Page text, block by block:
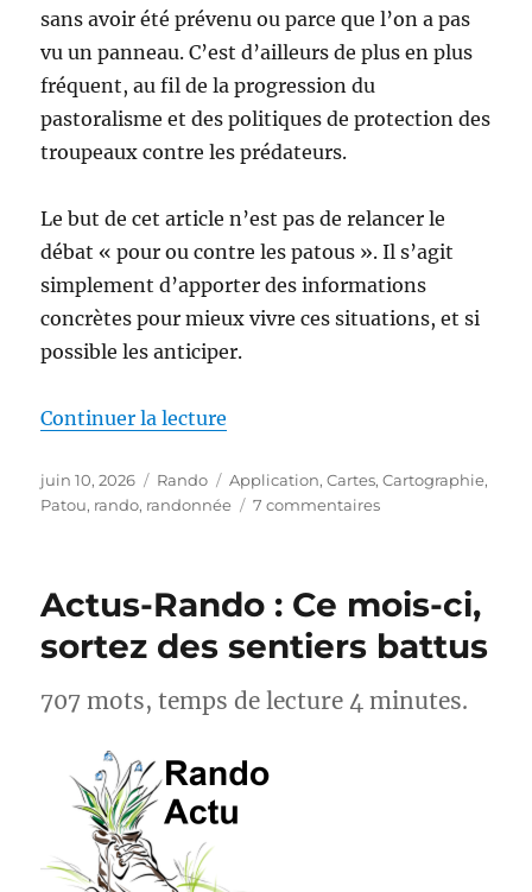
sans avoir été prévenu ou parce que l’on a pas
vu un panneau. C’est d’ailleurs de plus en plus
fréquent, au fil de la progression du
pastoralisme et des politiques de protection des
troupeaux contre les prédateurs.
Le but de cet article n’est pas de relancer le
débat « pour ou contre les patous ». Il s’agit
simplement d’apporter des informations
concrètes pour mieux vivre ces situations, et si
possible les anticiper.
Continuer la lecture
Publié
le
juin 10, 2026 Catégories
Rando Étiquettes
Application,Cartes,Cartographie,
Patou, rando, randonnée 7 commentairessur
carte
pour
savoir
se
Actus-Rando : Ce mois-ci,
sortez des sentiers battus
707 mots, temps de lecture 4 minutes.